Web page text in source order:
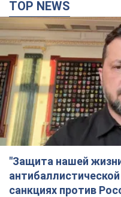
TOP NEWS
"Защита нашей
санкциях против